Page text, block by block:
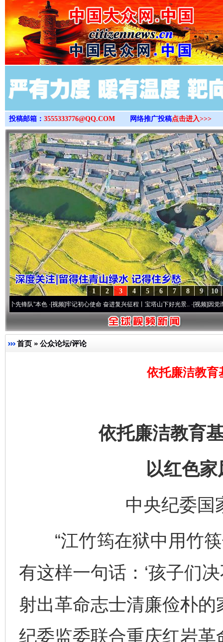
>
投稿邮箱： 3555333776@QQ.COM 网络推广投稿点击进入>>>
10
9
8
7
6
5
4
3
2
1
”本色·[视频]牢记初心使命 奋进复兴征程丨宝塔山下好光景..·[视频]因党而生 为党
首页 » 公众论坛/评论
依托廉洁教育
依托廉洁教育
以红色
中央纪委国
“江竹筠在狱中用竹筷
有这样一句话：‘孩子们
射出革命志士清廉俭朴
纪委监委联合重庆红岩